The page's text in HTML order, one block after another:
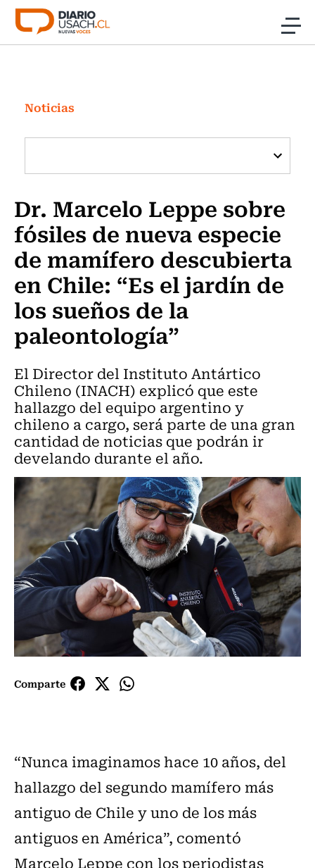
Click acá para ir directamente al contenido
Investigación
Cultura
Programas Radio y TV Usach
Noticias
Dr. Marcelo Leppe sobre
fósiles de nueva especie
de mamífero descubierta
en Chile: “Es el jardín de
los sueños de la
paleontología”
El Director del Instituto Antártico
Chileno (INACH) explicó que este
hallazgo del equipo argentino y
chileno a cargo, será parte de una gran
cantidad de noticias que podrán ir
develando durante el año.
Comparte
“Nunca imaginamos hace 10 años, del
hallazgo del segundo mamífero más
antiguo de Chile y uno de los más
antiguos en América”, comentó
Marcelo Leppe con los periodistas